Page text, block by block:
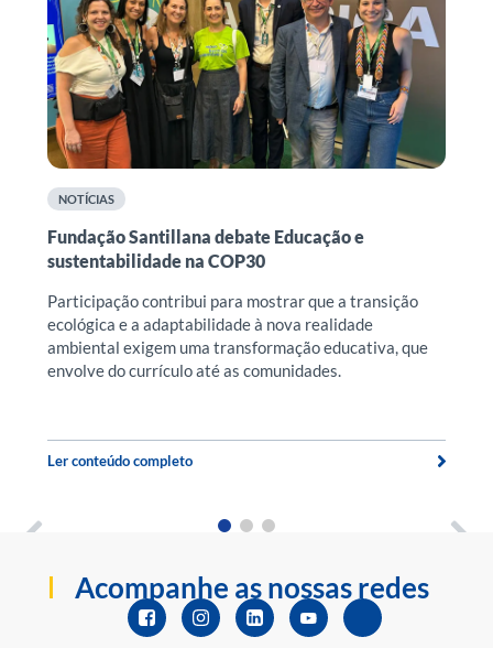
NOTÍCIAS
Fundação Santillana debate Educação e
sustentabilidade na COP30
Participação contribui para mostrar que a transição
ecológica e a adaptabilidade à nova realidade
ambiental exigem uma transformação educativa, que
envolve do currículo até as comunidades.
Ler conteúdo completo
Acompanhe as nossas redes